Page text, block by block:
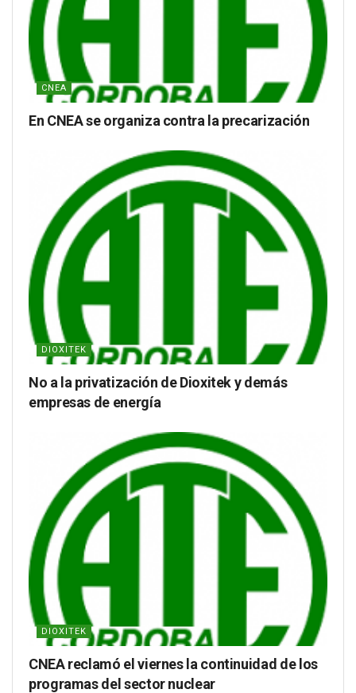
CNEA
En CNEA se organiza contra la precarización
DIOXITEK
No a la privatización de Dioxitek y demás
empresas de energía
DIOXITEK
CNEA reclamó el viernes la continuidad de los
programas del sector nuclear